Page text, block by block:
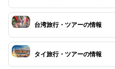
台湾旅行・ツアーの情報
タイ旅行・ツアーの情報